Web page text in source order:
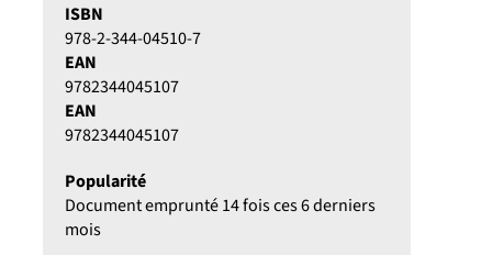
ISBN
978-2-344-04510-7
EAN
9782344045107
EAN
9782344045107
Popularité
Document emprunté 14 fois ces 6 derniers
mois